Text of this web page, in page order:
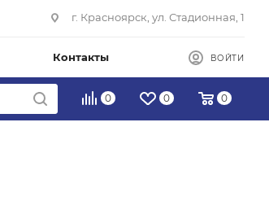
г. Красноярск, ул. Стадионная, 1
Контакты ВОЙТИ
0 0 0